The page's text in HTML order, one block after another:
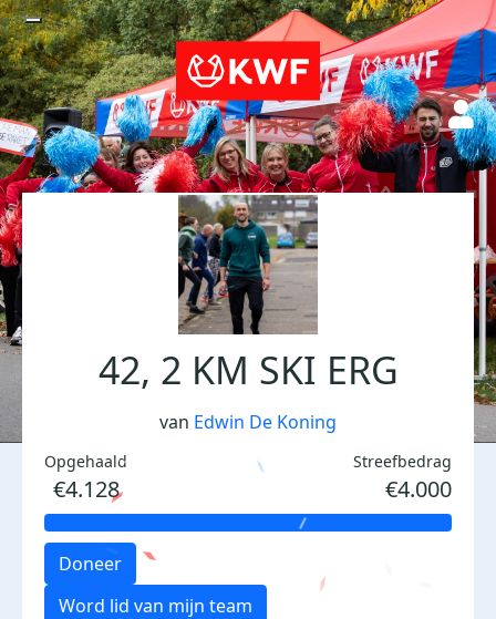
42, 2 KM SKI ERG
van Edwin De Koning
Opgehaald
€4.128
Streefbedrag
€4.000
Doneer
Word lid van mijn team